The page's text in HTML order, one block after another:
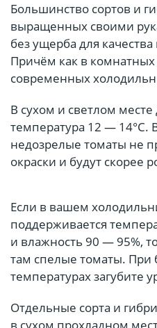
Большинство сортов и
выращенных своими
без ущерба для
Причём как в комнатных
современных
В сухом и светлом
температура 12 — 14°С.
недозрелые томаты не
окраски и будут
Если в вашем
поддерживается
и влажность 90 — 95%,
там спелые томаты. При
температурах загубите
Отдельные сорта и